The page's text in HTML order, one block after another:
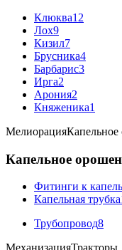
Клюква12
Лох9
Кизил7
Брусника4
Барбарис3
Ирга2
Арония2
Княженика1
Мелиорация
Капельное
Фитинги к
Капельная трубка
Трубопровод8